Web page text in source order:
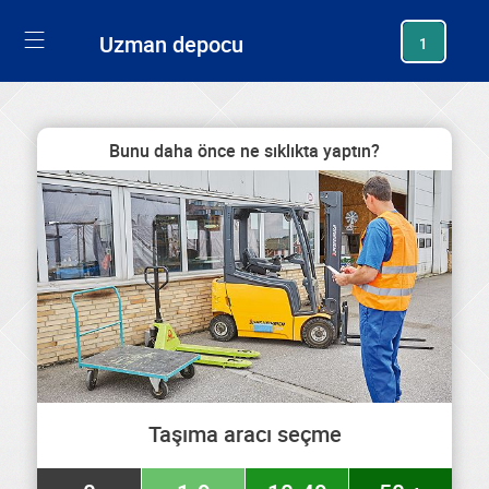
Uzman depocu 1
Bunu daha önce ne sıklıkta yaptın?
Taşıma aracı seçme